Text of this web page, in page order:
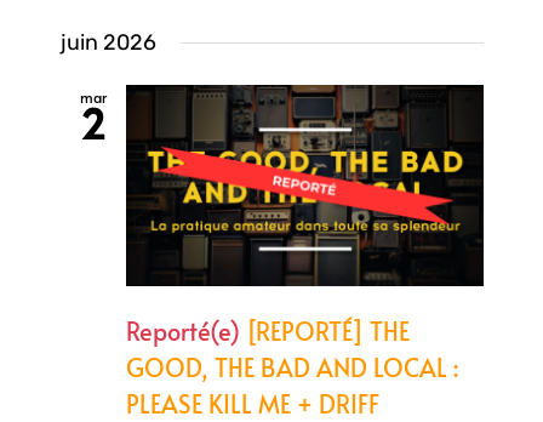
juin 2026
mar
2
Reporté(e) [REPORTÉ] THE
GOOD, THE BAD AND LOCAL :
PLEASE KILL ME + DRIFF